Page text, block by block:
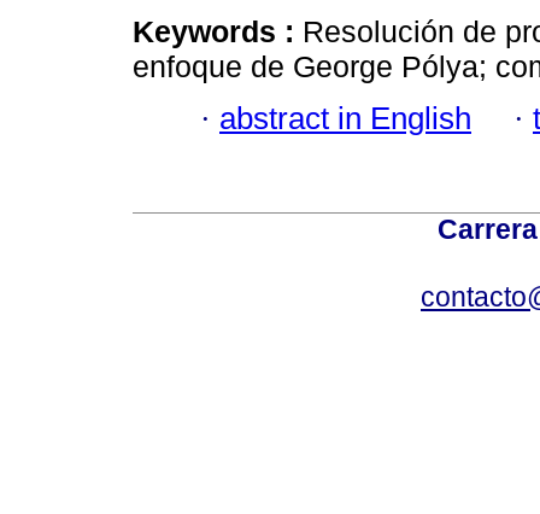
Keywords : Resolución de
enfoque de George Pólya;
· abstract in English ·